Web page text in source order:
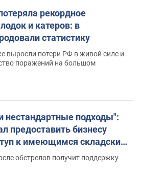
рекордное
и катеров: в
статистику
выросли потери РФ в живой силе и
поражений на большом
подходы":
предоставить бизнесу
к имеющимся складским
обстрелов получит поддержку